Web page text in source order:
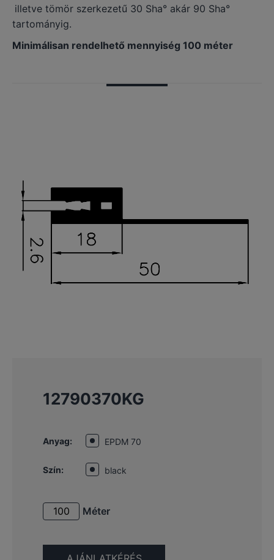
illetve tömör szerkezetű 30 Sha° akár 90 Sha°
tartományig.
Minimálisan rendelhető mennyiség 100 méter
12790370KG
Anyag: EPDM 70
Szín: black
Méter